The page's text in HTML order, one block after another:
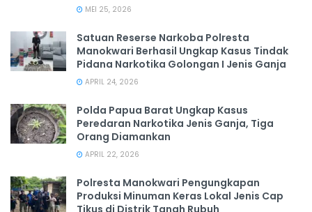
MEI 25, 2026
Satuan Reserse Narkoba Polresta
Manokwari Berhasil Ungkap Kasus Tindak
Pidana Narkotika Golongan I Jenis Ganja
APRIL 24, 2026
Polda Papua Barat Ungkap Kasus
Peredaran Narkotika Jenis Ganja, Tiga
Orang Diamankan
APRIL 22, 2026
Polresta Manokwari Pengungkapan
Produksi Minuman Keras Lokal Jenis Cap